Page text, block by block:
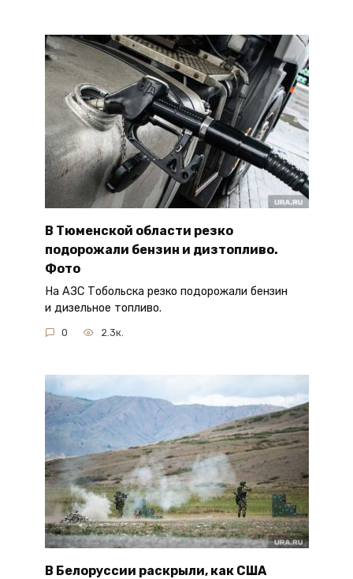
В Тюменской области резко
подорожали бензин и дизтопливо.
Фото
На АЗС Тобольска резко подорожали бензин
и дизельное топливо.
0 2.3к.
В Белоруссии раскрыли, как США